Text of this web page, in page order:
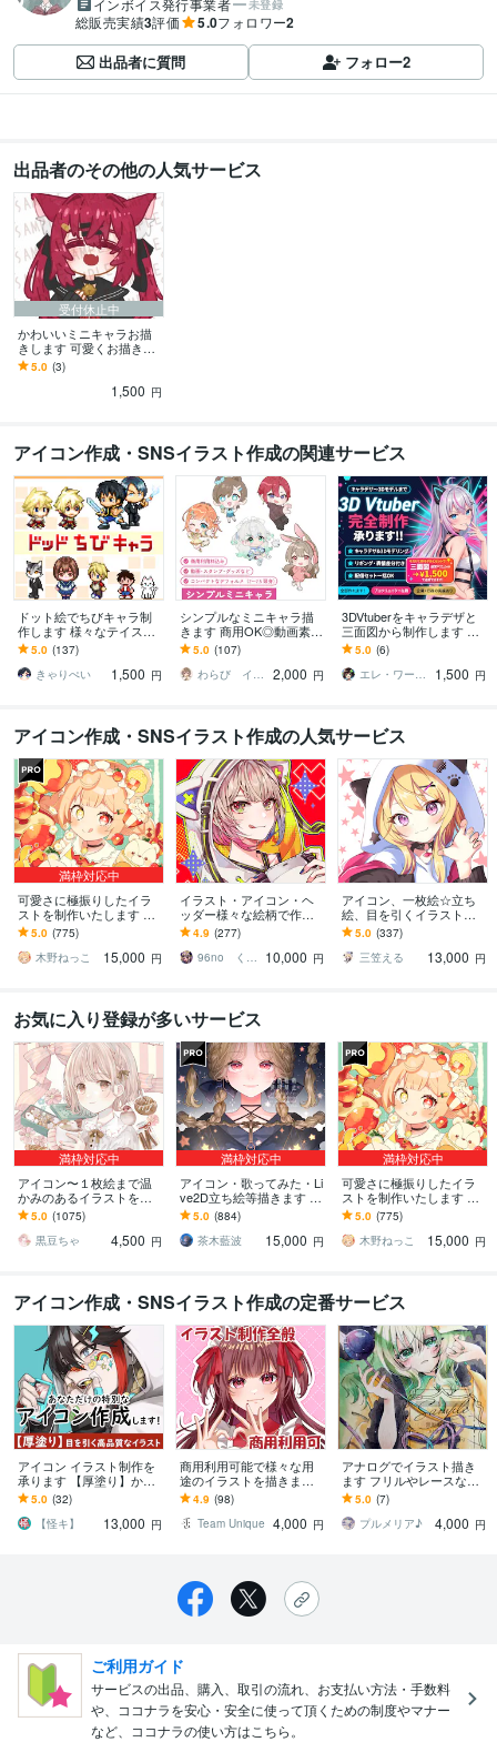
インボイス発行事業者 未登録
総販売実績3評価 5.0フォロワー2
出品者に質問 フォロー2
出品者のその他の人気サービス
受付休止中
かわいいミニキャラお描
きします 可愛くお描き致
します！お気軽にお声掛
けください！
5.0 (3)
1,500 円
アイコン作成・SNSイラスト作成の関連サービス
ドット絵でちびキャラ制
作します 様々なテイスト
のちびキャラを作成しま
す
5.0 (137)
きゃりぺい
1,500 円
シンプルなミニキャラ描
きます 商用OK◎動画素
材・グッズなど
5.0 (107)
わらび イラストレーター
2,000 円
3DVtuberをキャラデザと
三面図から制作します 配
信画面/背景/ネームロゴ/離
席中/待機中/OP/EDセット
5.0 (6)
エレ・ワークス｜Vtuber制作
1,500 円
アイコン作成・SNSイラスト作成の人気サービス
満枠対応中
可愛さに極振りしたイラ
ストを制作いたします ★
商用利用＆二次利用込
み！ミニキャラは小物２
点まで無料！★
5.0 (775)
木野ねっこ
15,000 円
イラスト・アイコン・ヘ
ッダー様々な絵柄で作成
します 商用可！似顔絵・
ブログ・インスタ・動画
配信サムネ等用途様々！
4.9 (277)
96no くろの
10,000 円
アイコン、一枚絵☆立ち
絵、目を引くイラスト描
きます イリアム、サム
ネ、live2D、YouTube、歌
ってみたも
5.0 (337)
三笠える
13,000 円
お気に入り登録が多いサービス
満枠対応中
アイコン〜１枚絵まで温
かみのあるイラストを描
きます ★ココナラ自体が
初めての方も、お気軽に
ご相談ください♪★
5.0 (1075)
黒豆ちゃ
4,500 円
満枠対応中
アイコン・歌ってみた・Li
ve2D立ち絵等描きます ち
びキャラや配信用イラス
ト等、幅広く制作してい
ます！
5.0 (884)
茶木藍波
15,000 円
満枠対応中
可愛さに極振りしたイラ
ストを制作いたします ★
商用利用＆二次利用込
み！ミニキャラは小物２
点まで無料！★
5.0 (775)
木野ねっこ
15,000 円
アイコン作成・SNSイラスト作成の定番サービス
アイコン イラスト制作を
承ります 【厚塗り】かわ
いい／カッコイイ／綺麗
様々なジャンルお任せを
5.0 (32)
【怪キ】
13,000 円
商用利用可能で様々な用
途のイラストを描きます
線画のみ、着色のみの案
件もご相談下さい！
4.9 (98)
Team Unique 4,000 円
アナログでイラスト描き
ます フリルやレースなど
可愛くメイク！
5.0 (7)
プルメリア♪
4,000 円
ご利用ガイド
サービスの出品、購入、取引の流れ、お支払い方法・手数料
や、ココナラを安心・安全に使って頂くための制度やマナー
など、ココナラの使い方はこちら。